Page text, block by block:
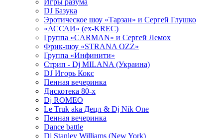
Игры разума
DJ Базука
Эротическое шоу «Тарзан» и Сергей Глушко
«АССАИ» (ex-KREC)
Группа «CARMAN» и Сергей Лемох
Фрик-шоу «STRANA OZZ»
Группа «Инфинити»
Стрип - Dj MILANA (Украина)
DJ Игорь Кокс
Пенная вечеринка
Дискотека 80-х
Dj ROMEO
Le Truk aka Децл & Dj Nik One
Пенная вечеринка
Dance battle
Dj Stanley Williams (New York)